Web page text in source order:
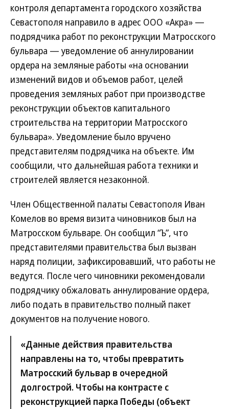
контроля департамента городского хозяйства
Севастополя направило в адрес ООО «Акра» —
подрядчика работ по реконструкции Матросского
бульвара — уведомление об аннулировании
ордера на земляные работы «на основании
изменений видов и объемов работ, целей
проведения земляных работ при производстве
реконструкции объектов капитального
строительства на территории Матросского
бульвара». Уведомление было вручено
представителям подрядчика на объекте. Им
сообщили, что дальнейшая работа техники и
строителей является незаконной.
Член Общественной палаты Севастополя Иван
Комелов во время визита чиновников был на
Матросском бульваре. Он сообщил “Ъ”, что
представителями правительства был вызван
наряд полиции, зафиксировавший, что работы не
ведутся. После чего чиновники рекомендовали
подрядчику обжаловать аннулирование ордера,
либо подать в правительство полный пакет
документов на получение нового.
«Данные действия правительства
направлены на то, чтобы превратить
Матросский бульвар в очередной
долгострой. Чтобы на контрасте с
реконструкцией парка Победы (объект